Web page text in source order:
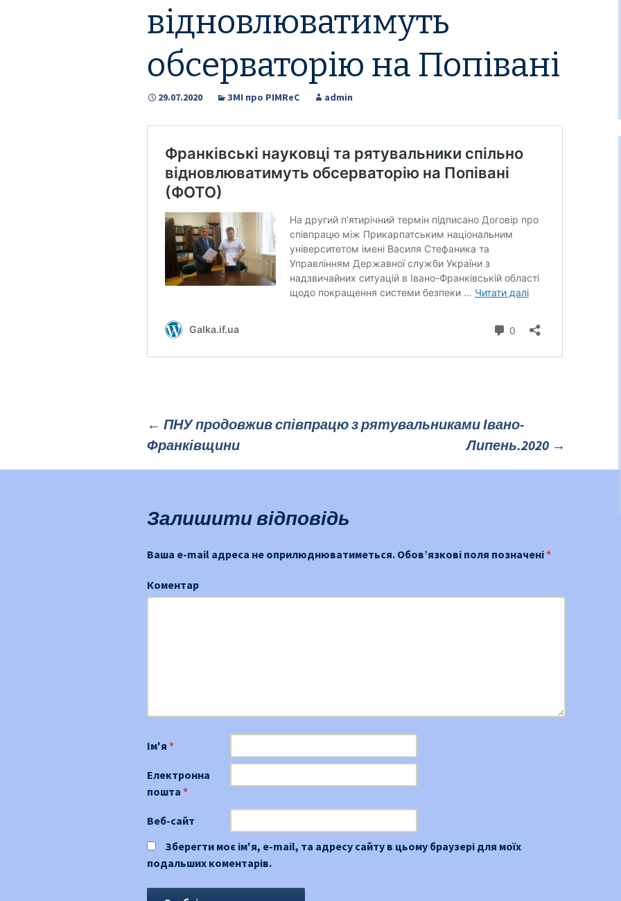
відновлюватимуть
обсерваторію на Попівані
29.07.2020 ЗМІ про PIMReC admin
Публікація
← ПНУ продовжив співпрацю з рятувальниками Івано-
Франківщини
Липень.2020 →
Залишити відповідь
Ваша e-mail адреса не оприлюднюватиметься. Обов’язкові поля позначені*
Коментар
Ім'я *
Електронна
пошта *
Веб-сайт
Зберегти моє ім'я, e-mail, та адресу сайту в цьому браузері для моїх
подальших коментарів.